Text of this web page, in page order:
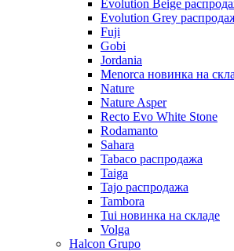
Evolution Beige
Evolution Grey
Fuji
Gobi
Jordania
Menorca новинка на
Nature
Nature Asper
Recto Evo White Stone
Rodamanto
Sahara
Tabaco распродажа
Taiga
Tajo распродажа
Tambora
Tui новинка на складе
Volga
Halcon Grupo